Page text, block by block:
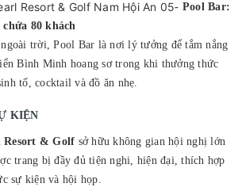
- Pool Bar:
80 khách
trời, Pool Bar là nơi lý tưởng để tắm nắng
Bình Minh hoang sơ trong khi thưởng thức
tố, cocktail và đồ ăn nhẹ.
KIỆN
Resort & Golf sở hữu không gian hội nghị lớn
trang bị đầy đủ tiện nghi, hiện đại, thích hợp
sự kiện và hội họp.